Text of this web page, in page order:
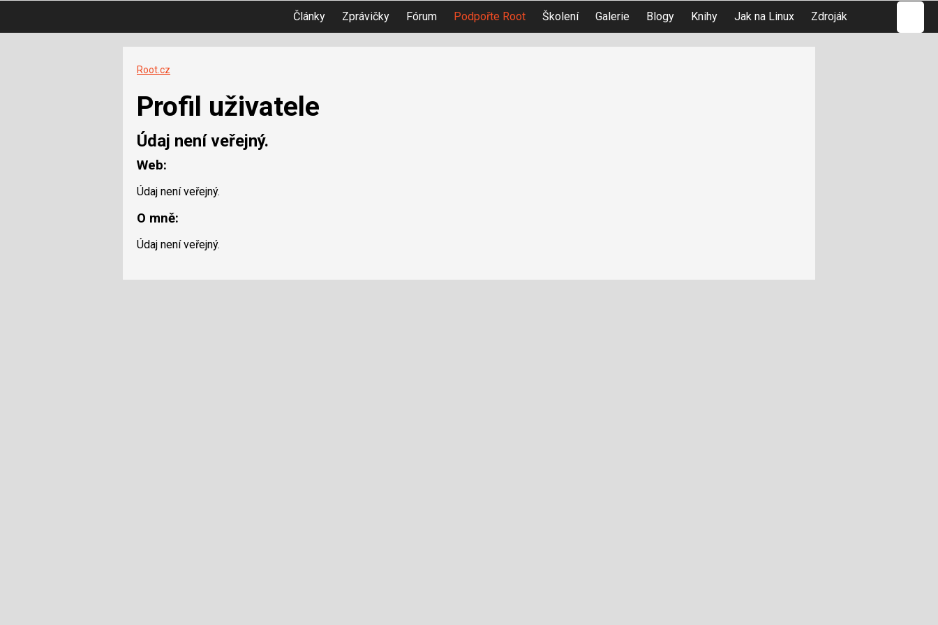
Články Zprávičky Fórum Podpořte Root Školení Galerie Blogy Knihy Jak na Linux Zdroják
Root.cz
Profil uživatele
Údaj není veřejný.
Web:
Údaj není veřejný.
O mně:
Údaj není veřejný.